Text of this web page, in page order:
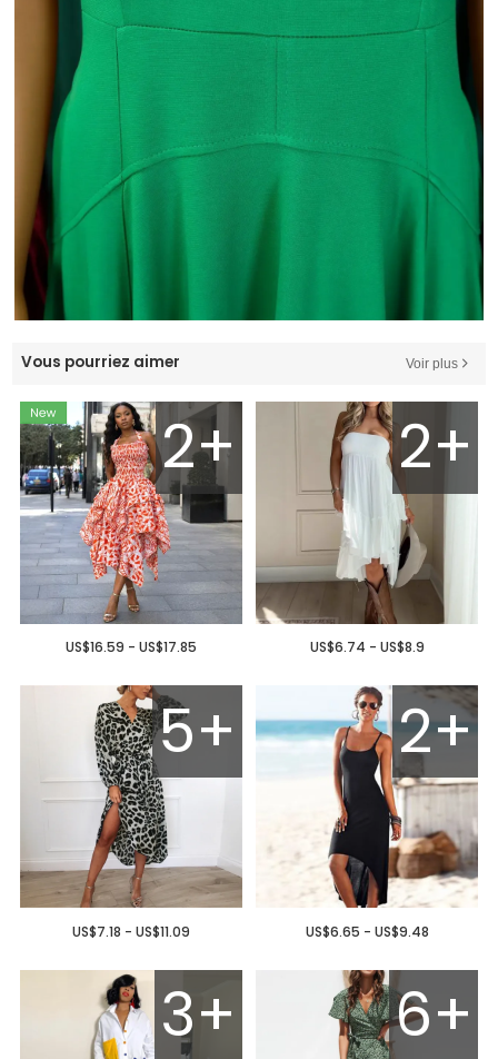
Vous pourriez aimer Voir plus
2+
US$16.59 - US$17.85
2+
US$6.74 - US$8.9
5+
US$7.18 - US$11.09
2+
US$6.65 - US$9.48
3+ 6+